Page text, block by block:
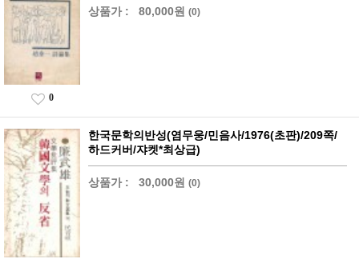
상품가 : 80,000원 (0)
0
한국문학의반성(염무웅/민음사/1976(초판)/209쪽/
하드커버/쟈켓*최상급)
상품가 : 30,000원 (0)